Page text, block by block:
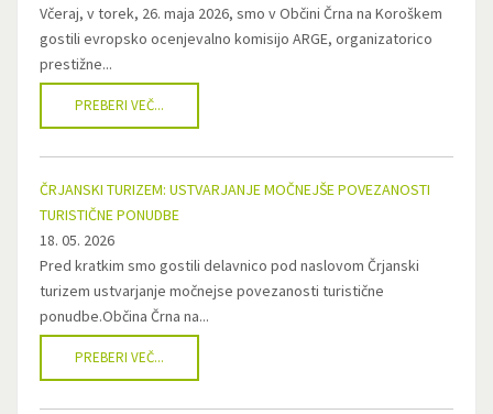
Včeraj, v torek, 26. maja 2026, smo v Občini Črna na Koroškem
gostili evropsko ocenjevalno komisijo ARGE, organizatorico
prestižne...
PREBERI VEČ...
ČRJANSKI TURIZEM: USTVARJANJE MOČNEJŠE POVEZANOSTI
TURISTIČNE PONUDBE
18. 05. 2026
Pred kratkim smo gostili delavnico pod naslovom Črjanski
turizem ustvarjanje močnejse povezanosti turistične
ponudbe.Občina Črna na...
PREBERI VEČ...